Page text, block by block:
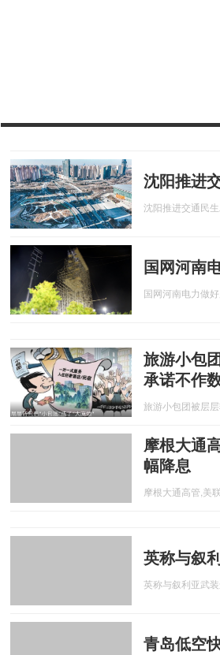
沈阳推进
沈阳推进交通民
国网河南
国网河南电力做
旅游小包
承诺不作
旅游小包团被层
摩根大通
幅降息
摩根大通高管,美
英称与叙
英称与叙利亚武
青岛低空